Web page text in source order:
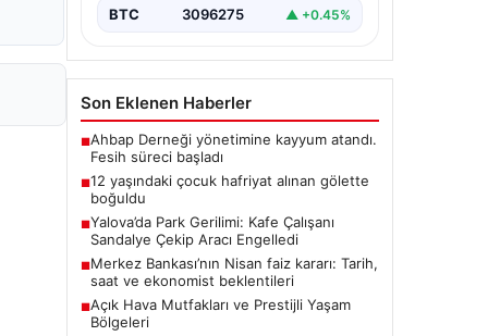
BTC 3096275 ▲ +0.45%
Son Eklenen Haberler
■Ahbap Derneği yönetimine kayyum atandı.
Fesih süreci başladı
■12 yaşındaki çocuk hafriyat alınan gölette
boğuldu
■Yalova’da Park Gerilimi: Kafe Çalışanı
Sandalye Çekip Aracı Engelledi
■Merkez Bankası’nın Nisan faiz kararı: Tarih,
saat ve ekonomist beklentileri
■Açık Hava Mutfakları ve Prestijli Yaşam
Bölgeleri